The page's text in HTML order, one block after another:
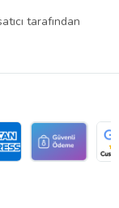
tarafından